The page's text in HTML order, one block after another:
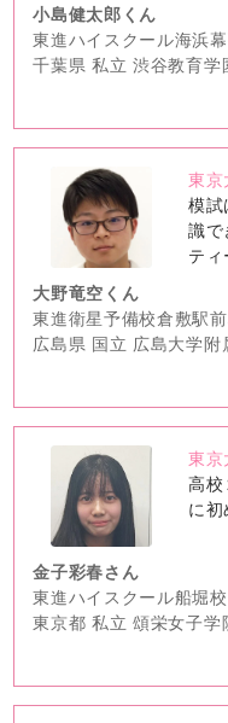
小島健太郎くん
東進ハイスクール海浜
千葉県 私立 渋谷教育学
no
image
東京
模
識で
テ
大野竜空くん
東進衛星予備校倉敷駅
広島県 国立 広島大学附
no
image
東京
高校
に
金子彩春さん
東進ハイスクール船堀校
東京都 私立 頌栄女子学